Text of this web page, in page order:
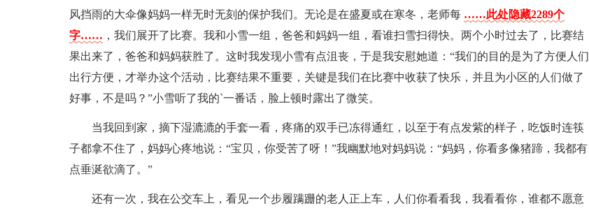
风挡雨的大伞像妈妈一样无时无刻的保护我们。无论是在盛夏或在寒冬，老师每 ……此处隐藏2289个
字…… ，我们展开了比赛。我和小雪一组，爸爸和妈妈一组，看谁扫雪扫得快。两个小时过去了，比赛结
果出来了，爸爸和妈妈获胜了。这时我发现小雪有点沮丧，于是我安慰她道：“我们的目的是为了方便人们
出行方便，才举办这个活动，比赛结果不重要，关键是我们在比赛中收获了快乐，并且为小区的人们做了
好事，不是吗？”小雪听了我的`一番话，脸上顿时露出了微笑。
当我回到家，摘下湿漉漉的手套一看，疼痛的双手已冻得通红，以至于有点发紫的样子，吃饭时连筷
子都拿不住了，妈妈心疼地说：“宝贝，你受苦了呀！”我幽默地对妈妈说：“妈妈，你看多像猪蹄，我都有
点垂涎欲滴了。”
还有一次，我在公交车上，看见一个步履蹒跚的老人正上车，人们你看看我，我看看你，谁都不愿意